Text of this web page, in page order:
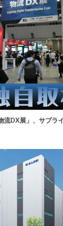
流DX展」、サプラ